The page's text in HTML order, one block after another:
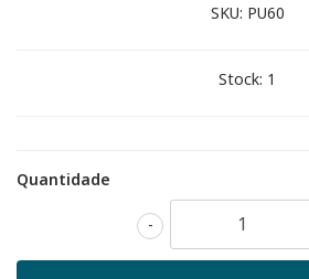
SKU: PU60
Stock: 1
Quantidade
-